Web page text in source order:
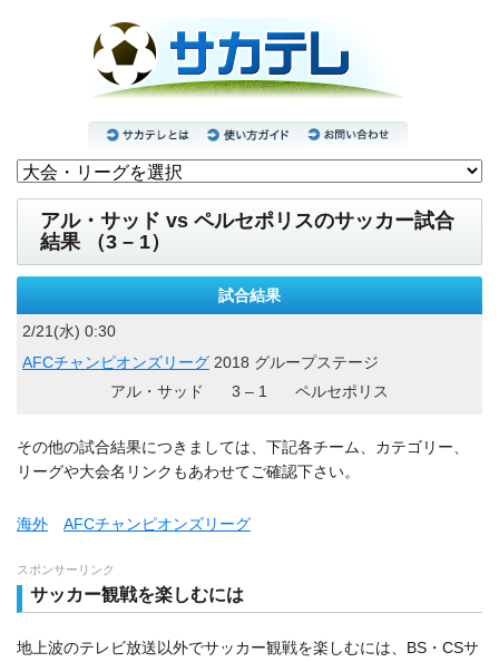
アル・サッド vs ペルセポリスのサッカー試合
結果 （3 – 1）
試合結果
2/21(水) 0:30
AFCチャンピオンズリーグ 2018 グループステージ
アル・サッド
3 – 1 ペルセポリス
その他の試合結果につきましては、下記各チーム、カテゴリー、
リーグや大会名リンクもあわせてご確認下さい。
海外 AFCチャンピオンズリーグ
スポンサーリンク
サッカー観戦を楽しむには
地上波のテレビ放送以外でサッカー観戦を楽しむには、BS・CSサ